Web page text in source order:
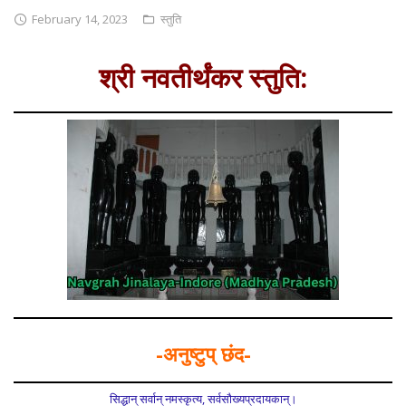
February 14, 2023 स्तुति
श्री नवतीर्थंकर स्तुति:
-अनुष्टुप् छंद-
सिद्धान् सर्वान् नमस्कृत्य, सर्वसौख्यप्रदायकान्।